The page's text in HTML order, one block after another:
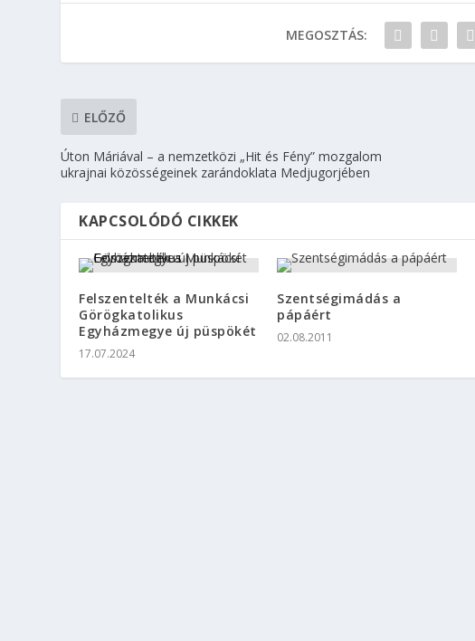
MEGOSZTÁS:
ELŐZŐ
Úton Máriával – a nemzetközi „Hit és Fény” mozgalom
ukrajnai közösségeinek zarándoklata Medjugorjében
KAPCSOLÓDÓ CIKKEK
Felszentelték a Munkácsi
Görögkatolikus
Egyházmegye új püspökét
17.07.2024
Szentségimádás a
pápáért
02.08.2011